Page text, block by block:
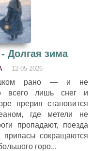
Долгая зима
12-05-2026
рано — и не
всего лишь снег и
прерия становится
где метели не
пропадают, поезда
припасы сокращаются
горо...